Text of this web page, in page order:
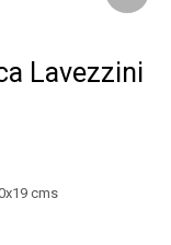
Lavezzini
cms